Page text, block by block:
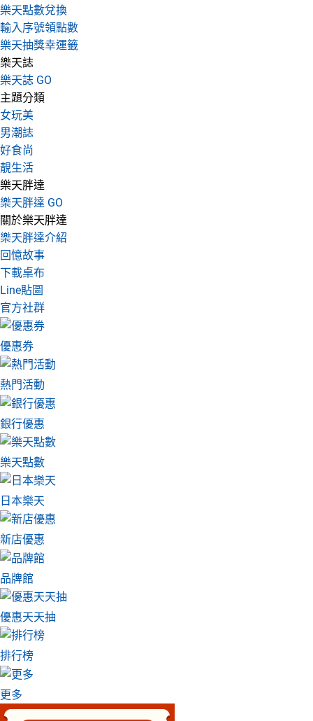
樂天點數兌換
輸入序號領點數
樂天抽獎幸運籤
樂天誌
樂天誌 GO
主題分類
女玩美
男潮誌
好食尚
靚生活
樂天胖達
樂天胖達 GO
關於樂天胖達
樂天胖達介紹
回憶故事
下載桌布
Line貼圖
官方社群
優惠券
熱門活動
銀行優惠
樂天點數
日本樂天
新店優惠
品牌館
優惠天天抽
排行榜
更多